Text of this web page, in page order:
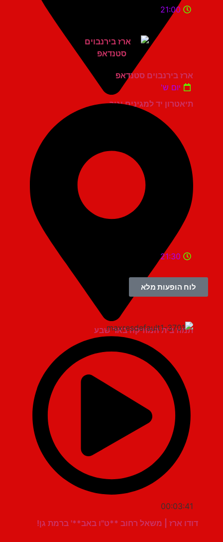
תיאטרון יד למגינים יגור
21:00
ארז בירנבוים סטנדאפ
יום ש'
תמוז בית המוזיקה באר שבע
21:30
לוח הופעות מלא
00:03:41
דודו ארז | משאל רחוב **ט"ו באב**' ברמת גן!